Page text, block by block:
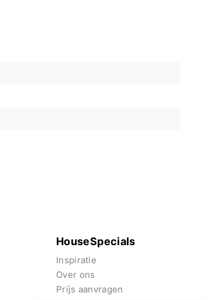
HouseSpecials
Inspiratie
Over ons
Prijs aanvragen